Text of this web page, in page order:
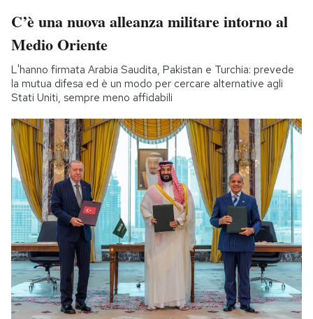
C’è una nuova alleanza militare intorno al
Medio Oriente
L'hanno firmata Arabia Saudita, Pakistan e Turchia: prevede
la mutua difesa ed è un modo per cercare alternative agli
Stati Uniti, sempre meno affidabili